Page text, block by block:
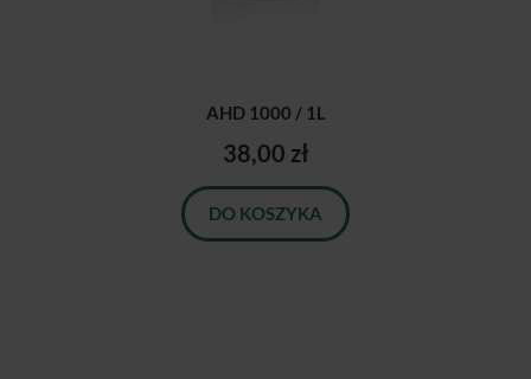
AHD 1000 / 1L
38,00 zł
DO KOSZYKA